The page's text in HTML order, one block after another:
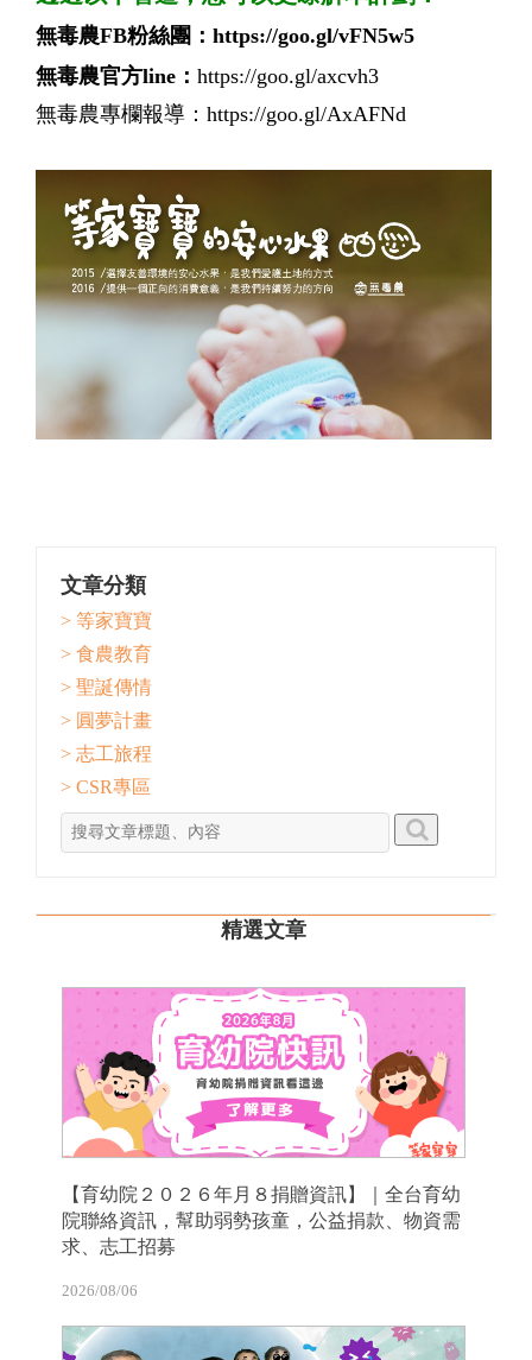
無毒農FB粉絲團： https://goo.gl/vFN5w5
無毒農官方line： https://goo.gl/axcvh3
無毒農專欄報導： https://goo.gl/AxAFNd
文章分類
> 等家寶寶
> 食農教育
> 聖誕傳情
> 圓夢計畫
> 志工旅程
> CSR專區
精選文章
【育幼院２０２６年月８捐贈資訊】｜全台育幼
院聯絡資訊，幫助弱勢孩童，公益捐款、物資需
求、志工招募
2026/08/06